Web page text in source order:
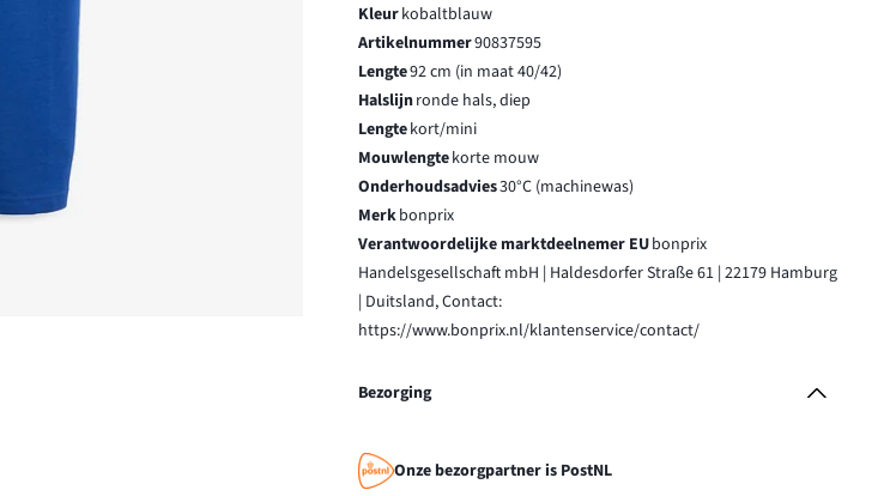
Kleurkobaltblauw
Artikelnummer90837595
Lengte92 cm (in maat 40/42)
Halslijnronde hals, diep
Lengtekort/mini
Mouwlengtekorte mouw
Onderhoudsadvies30°C (machinewas)
Merkbonprix
Verantwoordelijke marktdeelnemer EUbonprix
Handelsgesellschaft mbH | Haldesdorfer Straße 61 | 22179 Hamburg
| Duitsland, Contact:
https://www.bonprix.nl/klantenservice/contact/
Bezorging
Onze bezorgpartner is PostNL